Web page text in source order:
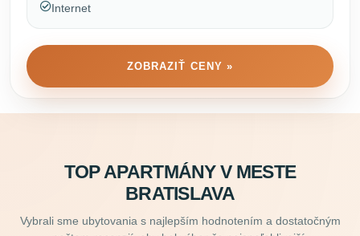
Internet
ZOBRAZIŤ CENY »
TOP APARTMÁNY V MESTE
BRATISLAVA
Vybrali sme ubytovania s najlepším hodnotením a dostatočným